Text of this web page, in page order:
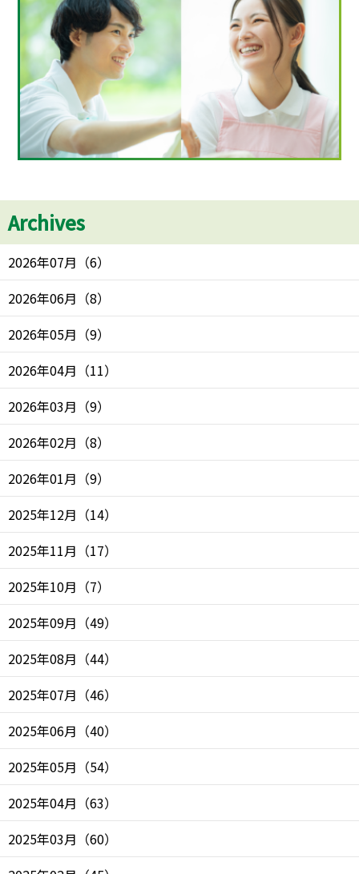
Archives
2026年07月 （6）
2026年06月 （8）
2026年05月 （9）
2026年04月 （11）
2026年03月 （9）
2026年02月 （8）
2026年01月 （9）
2025年12月 （14）
2025年11月 （17）
2025年10月 （7）
2025年09月 （49）
2025年08月 （44）
2025年07月 （46）
2025年06月 （40）
2025年05月 （54）
2025年04月 （63）
2025年03月 （60）